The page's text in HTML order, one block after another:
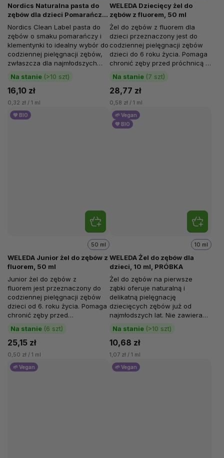
Nordics Naturalna pasta do
zębów dla dzieci Pomarańcza i
Klementynka, 50 ml
Na stanie (>10 szt)
16,10 zł
0,32 zł / 1 ml
Nordics Clean Label pasta do
zębów o smaku pomarańczy i
klementynki to idealny wybór do
codziennej pielęgnacji zębów,
zwłaszcza dla najmłodszych
członków rodziny od 0 do 4+
lat....
WELEDA Dziecięcy żel do
zębów z fluorem, 50 ml
Na stanie (7 szt)
28,77 zł
0,58 zł / 1 ml
Żel do zębów z fluorem dla
dzieci przeznaczony jest do
codziennej pielęgnacji zębów
dzieci do 6 roku życia. Pomaga
chronić zęby przed próchnicą i
wzmacnia szkliwo...
💚 BIO
WELEDA Junior żel do zębów z
fluorem, 50 ml
Na stanie (6 szt)
50 ml
25,15 zł
0,50 zł / 1 ml
Junior żel do zębów z
fluorem jest przeznaczony do
codziennej pielęgnacji zębów
dzieci od 6. roku życia. Pomaga
chronić zęby przed
próchnicą oraz...
🌱 Vegan
💚 BIO
WELEDA Żel do zębów dla
dzieci, 10 ml, PRÓBKA
Na stanie (>10 szt)
10 ml
10,68 zł
1,07 zł / 1 ml
Żel do zębów na pierwsze
ząbki oferuje naturalną i
delikatną pielęgnację
dziecięcych zębów już od
najmłodszych lat. Nie zawiera
fluoru i został opracowany...
🌱 Vegan 🌱 Vegan